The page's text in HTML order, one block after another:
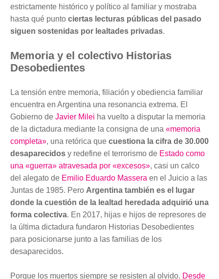
estrictamente histórico y político al familiar y mostraba
hasta qué punto ciertas lecturas públicas del pasado
siguen sostenidas por lealtades privadas.
Memoria y el colectivo Historias
Desobedientes
La tensión entre memoria, filiación y obediencia familiar
encuentra en Argentina una resonancia extrema. El
Gobierno de Javier Milei ha vuelto a disputar la memoria
de la dictadura mediante la consigna de una «memoria
completa», una retórica que cuestiona la cifra de 30.000
desaparecidos y redefine el terrorismo de Estado como
una «guerra» atravesada por «excesos», casi un calco
del alegato de Emilio Eduardo Massera en el Juicio a las
Juntas de 1985. Pero Argentina también es el lugar
donde la cuestión de la lealtad heredada adquirió una
forma colectiva. En 2017, hijas e hijos de represores de
la última dictadura fundaron Historias Desobedientes
para posicionarse junto a las familias de los
desaparecidos.
Porque los muertos siempre se resisten al olvido. Desde